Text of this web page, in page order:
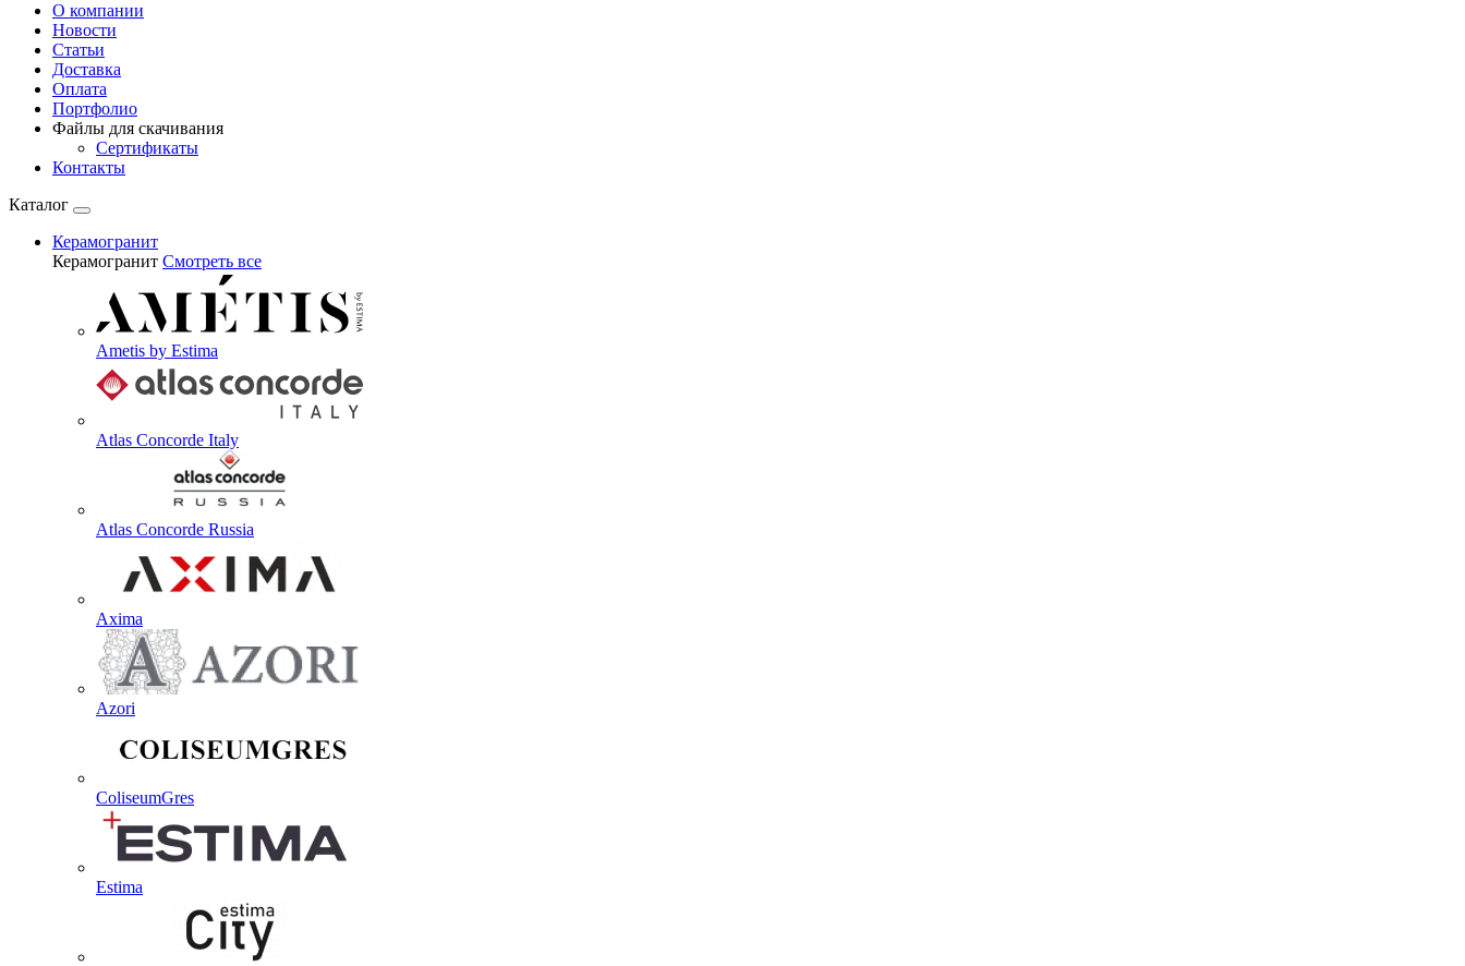
О компании
Новости
Статьи
Доставка
Оплата
Портфолио
Файлы для скачивания
Сертификаты
Контакты
Каталог
Керамогранит
Керамогранит Смотреть все
Ametis by Estima
Atlas Concorde Italy
Atlas Concorde Russia
Axima
Azori
ColiseumGres
Estima